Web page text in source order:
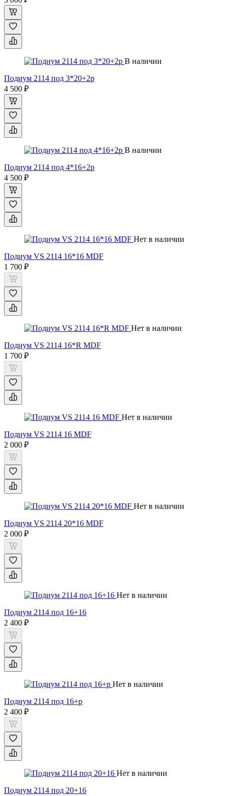
В наличии
Подиум 2114 под 3*20+2р
4 500 ₽
В наличии
Подиум 2114 под 4*16+2р
4 500 ₽
Нет в наличии
Подиум VS 2114 16*16 MDF
1 700 ₽
Нет в наличии
Подиум VS 2114 16*R MDF
1 700 ₽
Нет в наличии
Подиум VS 2114 16 MDF
2 000 ₽
Нет в наличии
Подиум VS 2114 20*16 MDF
2 000 ₽
Нет в наличии
Подиум 2114 под 16+16
2 400 ₽
Нет в наличии
Подиум 2114 под 16+р
2 400 ₽
Нет в наличии
Подиум 2114 под 20+16